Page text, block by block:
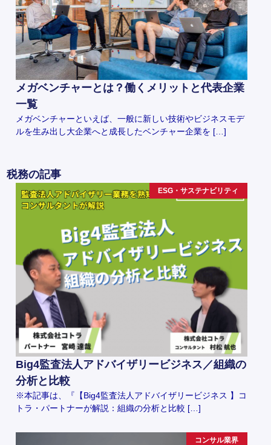
メガベンチャーとは？働くメリットと代表企業
一覧
メガベンチャーといえば、一般に新しい技術やビジネスモデ
ルを生み出し大企業へと成長したベンチャー企業を […]
税務の記事
ESG・サステナビリティ
Big4監査法人アドバイザリービジネス／組織の
分析と比較
※本記事は、『【Big4監査法人アドバイザリービジネス 】コ
トラ・パートナーが解説：組織の分析と比較 […]
コンサル業界